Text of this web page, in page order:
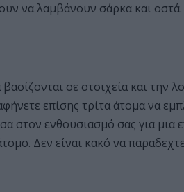
να λαμβάνουν σάρκα και
σε στοιχεία και την
επίσης τρίτα άτομα να
στον ενθουσιασμό σας για μια
Δεν είναι κακό να